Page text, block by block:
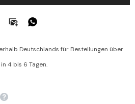
Deutschlands für Bestellungen über
4 bis 6 Tagen.